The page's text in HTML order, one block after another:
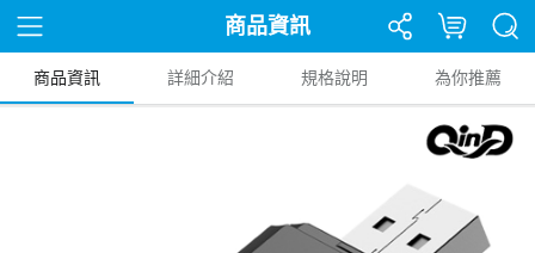
商品資訊
商品資訊 詳細介紹 規格說明 為你推薦